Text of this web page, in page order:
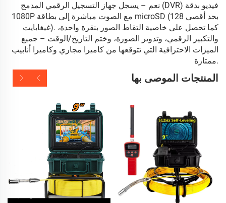
نعم – يسجل جهاز التسجيل الرقمي المدمج (DVR) فيديو بدقة
1080P مع الصوت مباشرة إلى بطاقة microSD (بحد أقصى 128
غيغابايت). كما تحصل على خاصية التقاط الصور بنقرة واحدة،
والتكبير الرقمي، وتدوير الصورة، وختم التاريخ/الوقت – جميع
الميزات الاحترافية التي تتوقعها من كاميرا مجاري وكاميرا أنابيب
ممتازة.
المنتجات الموصى بها